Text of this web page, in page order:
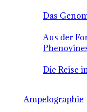
Das
Aus der
Die Reise
Ampelographie